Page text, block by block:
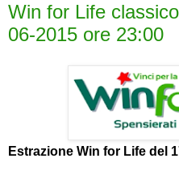
Win for Life
06-2015 ore 23:00
Estrazione Win for Life del